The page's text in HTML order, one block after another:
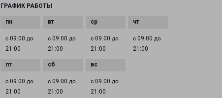
ГРАФИК РАБОТЫ
с 09:00 до
21:00
с 09:00 до
21:00
с 09:00 до
21:00
с 09:00 до
21:00
с 09:00 до
21:00
с 09:00 до
21:00
с 09:00 до
21:00